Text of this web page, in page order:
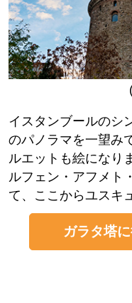
イスタンブールのシ
のパノラマを一望み
ルエットも絵になり
ルフェン・アフメト
て、ここからユスキ
ガラタ塔